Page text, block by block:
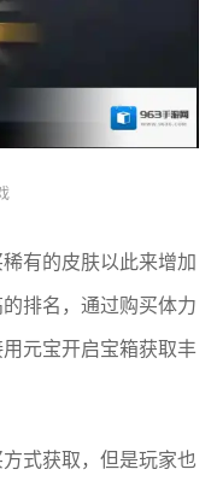
有的皮肤以此来增加
排名，通过购买体力
元宝开启宝箱获取丰
式获取，但是玩家也